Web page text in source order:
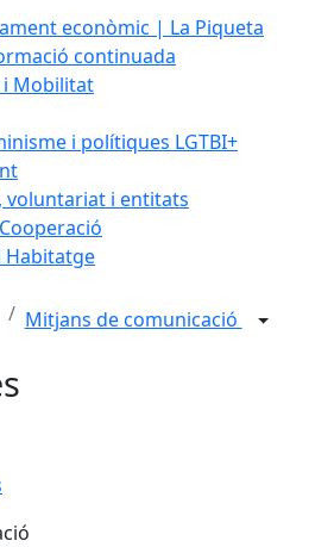
econòmic | La Piqueta
continuada
i Mobilitat
i polítiques LGTBI+
voluntariat i entitats
Habitatge
Mitjans de comunicació